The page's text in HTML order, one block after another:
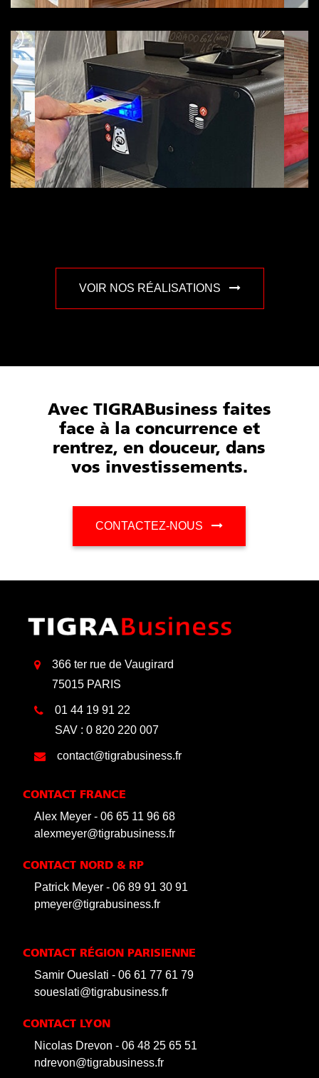
VOIR NOS RÉALISATIONS
Avec TIGRABusiness faites
face à la concurrence et
rentrez, en douceur, dans
vos investissements.
CONTACTEZ-NOUS
366 ter rue de Vaugirard
75015 PARIS
01 44 19 91 22
SAV : 0 820 220 007
contact@tigrabusiness.fr
CONTACT FRANCE
Alex Meyer - 06 65 11 96 68
alexmeyer@tigrabusiness.fr
CONTACT NORD & RP
Patrick Meyer - 06 89 91 30 91
pmeyer@tigrabusiness.fr
CONTACT RÉGION PARISIENNE
Samir Oueslati - 06 61 77 61 79
soueslati@tigrabusiness.fr
CONTACT LYON
Nicolas Drevon - 06 48 25 65 51
ndrevon@tigrabusiness.fr